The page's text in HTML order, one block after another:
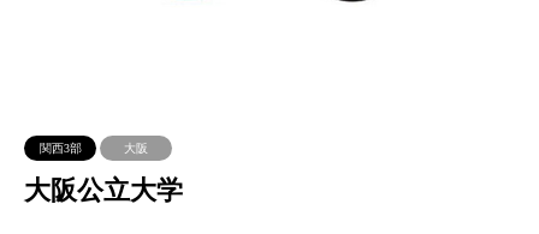
関西3部 大阪
大阪公立大学